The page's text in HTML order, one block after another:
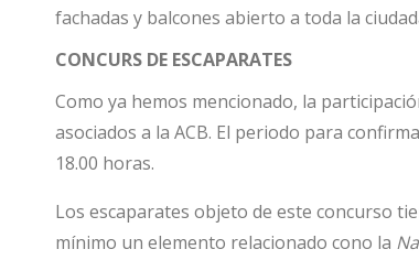
fachadas y balcones abierto a toda la
CONCURS DE ESCAPARATES
Como ya hemos mencionado, la
asociados a la ACB. El periodo para
18.00 horas.
Los escaparates objeto de este concurso
mínimo un elemento relacionado cono la